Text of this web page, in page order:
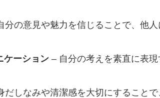
分の意見や魅力を信じることで、他
ケーション– 自分の考えを素直に表
だしなみや清潔感を大切にすることで